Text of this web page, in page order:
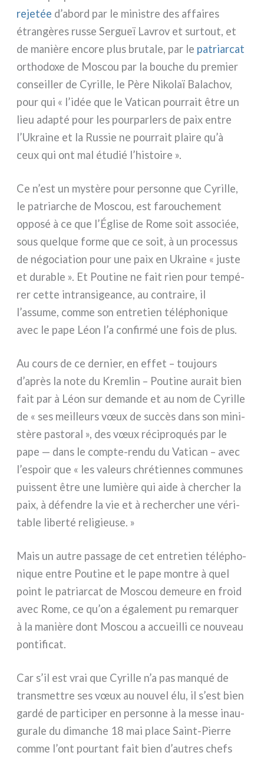
reje­tée d’abord par le mini­stre des affai­res
étran­gè­res rus­se Sergueï Lavrov et sur­tout, et
de maniè­re enco­re plus bru­ta­le, par le patriar­cat
ortho­do­xe de Moscou par la bou­che du pre­mier
con­seil­ler de Cyrille, le Père Nikolaï Balachov,
pour qui « l’idée que le Vatican pour­rait être un
lieu adap­té pour les pour­par­lers de paix entre
l’Ukraine et la Russie ne pour­rait plai­re qu’à
ceux qui ont mal étu­dié l’histoire ».
Ce n’est un mystè­re pour per­son­ne que Cyrille,
le patriar­che de Moscou, est farou­che­ment
oppo­sé à ce que l’Église de Rome soit asso­ciée,
sous quel­que for­me que ce soit, à un pro­ces­sus
de négo­cia­tion pour une paix en Ukraine « juste
et dura­ble ». Et Poutine ne fait rien pour tem­pé­
rer cet­te intran­si­gean­ce, au con­trai­re, il
l’assume, com­me son entre­tien télé­pho­ni­que
avec le pape Léon l’a con­fir­mé une fois de plus.
Au cours de ce der­nier, en effet – tou­jours
d’après la note du Kremlin – Poutine aurait bien
fait par à Léon sur deman­de et au nom de Cyrille
de « ses meil­leurs vœux de suc­cès dans son mini­
stè­re pasto­ral », des vœux réci­pro­qués par le
pape — dans le compte-rendu du Vatican – avec
l’espoir que « les valeurs chré­tien­nes com­mu­nes
puis­sent être une lumiè­re qui aide à cher­cher la
paix, à défen­dre la vie et à recher­cher une véri­
ta­ble liber­té reli­gieu­se. »
Mais un autre pas­sa­ge de cet entre­tien télé­pho­
ni­que entre Poutine et le pape mon­tre à quel
point le patriar­cat de Moscou demeu­re en froid
avec Rome, ce qu’on a éga­le­ment pu remar­quer
à la maniè­re dont Moscou a accueil­li ce nou­veau
pon­ti­fi­cat.
Car s’il est vrai que Cyrille n’a pas man­qué de
tran­smet­tre ses vœux au nou­vel élu, il s’est bien
gar­dé de par­ti­ci­per en per­son­ne à la mes­se inau­
gu­ra­le du diman­che 18 mai pla­ce Saint-Pierre
com­me l’ont pour­tant fait bien d’autres chefs